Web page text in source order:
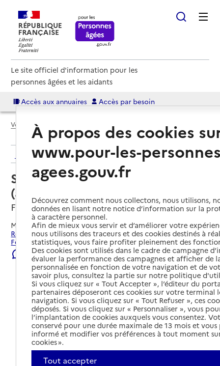
RÉPUBLIQUE
FRANÇAISE
Le site officiel d'information pour les
personnes âgées et les aidants
Accès aux annuaires Accès par besoin
Voir le fil d’Ariane
Retour aux résultats de l'annuaire
Service autonomie à domicile
(aide) – Services ADMR
Fontvieille, BOUCHES-DU-RHONE
Mis à jour le23/07/2026
Rechercher les établissements et services autour de
Fontvieille.
Signaler une erreur
À propos des cookies
www.pour-les-
agees.gouv.fr
Découvrez comment nous collectons, nous utilisons,
données en lisant notre notice d’information sur la
à caractère personnel.
Afin de mieux vous servir et d’améliorer votre
nous utilisons des traceurs et des cookies destinés à
statistiques, vous faire profiter pleinement des
Des cookies sont utilisés dans le cadre de campagne
évaluer la performance des campagnes et afficher de
personnalisée en fonction de votre navigation et de
savoir plus, consultez la partie sur notre politique
Si vous cliquez sur « Tout Accepter », l’éditeur du
partenaires déposeront ces cookies sur votre terminal
navigation. Si vous cliquez sur « Tout Refuser », ces
déposés. Si vous cliquez sur « Personnaliser », vous
l’implantation de cookies auxquels vous consentez.
conservé pour une durée maximale de 13 mois et
informé et modifier vos préférences à tout moment
cookies ».
Tout accepter